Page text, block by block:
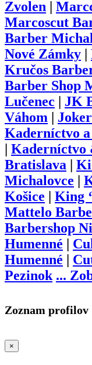
Zvolen
Marcoscut
Barber
Nové Zámky
Kručos
Barber Shop
Lučenec
JK
Váhom
Kaderníctvo
Kaderníctvo
Bratislava
Michalovce
Košice
King
Mattelo
Barbershop
Humenné
Humenné
Pezinok ...
Zoznam profilov
×